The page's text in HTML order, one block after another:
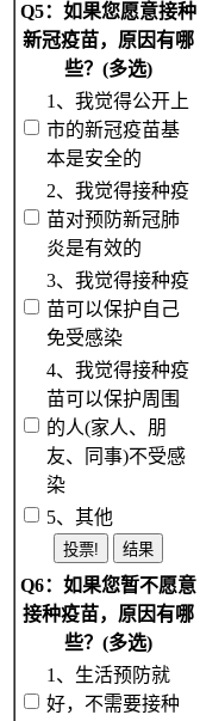
Q5：如果您愿意接种
新冠疫苗，原因有哪
些？(多选)
1、我觉得公开上
市的新冠疫苗基
本是安全的
2、我觉得接种疫
苗对预防新冠肺
炎是有效的
3、我觉得接种疫
苗可以保护自己
免受感染
4、我觉得接种疫
苗可以保护周围
的人(家人、朋
友、同事)不受感
染
5、其他
Q6：如果您暂不愿意
接种疫苗，原因有哪
些？(多选)
1、生活预防就
好，不需要接种